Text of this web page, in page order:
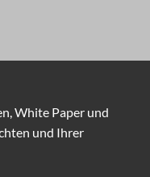
White Paper und
und Ihrer